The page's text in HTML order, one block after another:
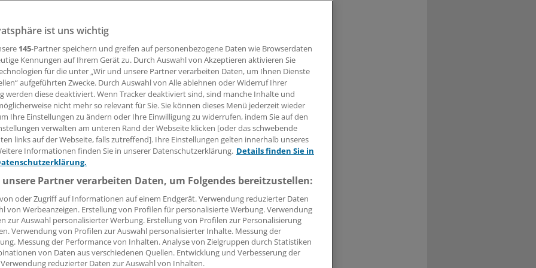
jetzt ein spezielles Pflasterset im Pkw mit führen.
12:50 Uhr
Jetzt gilt es, die Verbandkästen in Privat- und Dienstwagen
seit 1. Januar 2014 gilt die geänderte Norm DIN 13164.
die Inhaltsteile im Verbandkasten den neuesten
Erkenntnissen anpasst, berichtet der Bundesverband
(BVMed).
ist uns wichtig
145-Partner speichern und greifen auf personenbezogene Daten wie Browserdaten
Kennungen auf Ihrem Gerät zu. Durch Auswahl von Akzeptieren aktivieren Sie
für die unter „Wir und unsere Partner verarbeiten Daten, um Ihnen Dienste
aufgeführten Zwecke. Durch Auswahl von Alle ablehnen oder Widerruf Ihrer
werden diese deaktiviert. Wenn Tracker deaktiviert sind, sind manche Inhalte und
nicht mehr so relevant für Sie. Sie können dieses Menü jederzeit wieder
Ihre Einstellungen zu ändern oder Ihre Einwilligung zu widerrufen, indem Sie auf den
verwalten am unteren Rand der Webseite klicken [oder das schwebende
links auf der Webseite, falls zutreffend]. Ihre Einstellungen gelten innerhalb unseres
Informationen finden Sie in unserer Datenschutzerklärung. Details finden Sie in
Partner verarbeiten Daten, um Folgendes bereitzustellen:
oder Zugriff auf Informationen auf einem Endgerät. Verwendung reduzierter Daten
von Werbeanzeigen. Erstellung von Profilen für personalisierte Werbung. Verwendung
zur Auswahl personalisierter Werbung. Erstellung von Profilen zur Personalisierung
Verwendung von Profilen zur Auswahl personalisierter Inhalte. Messung der
Messung der Performance von Inhalten. Analyse von Zielgruppen durch Statistiken
von Daten aus verschiedenen Quellen. Entwicklung und Verbesserung der
reduzierter Daten zur Auswahl von Inhalten.